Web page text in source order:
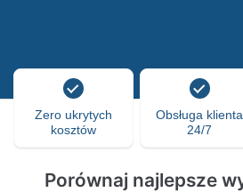
Zero ukrytych
kosztów
Obsługa klienta
24/7
Porównaj najlepsze